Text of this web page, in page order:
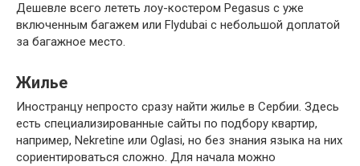
Дешевле всего лететь лоу-костером Pegasus с уже
включенным багажем или Flydubai с небольшой доплатой
за багажное место.
Жилье
Иностранцу непросто сразу найти жилье в Сербии. Здесь
есть специализированные сайты по подбору квартир,
например, Nekretine или Oglasi, но без знания языка на них
сориентироваться сложно. Для начала можно